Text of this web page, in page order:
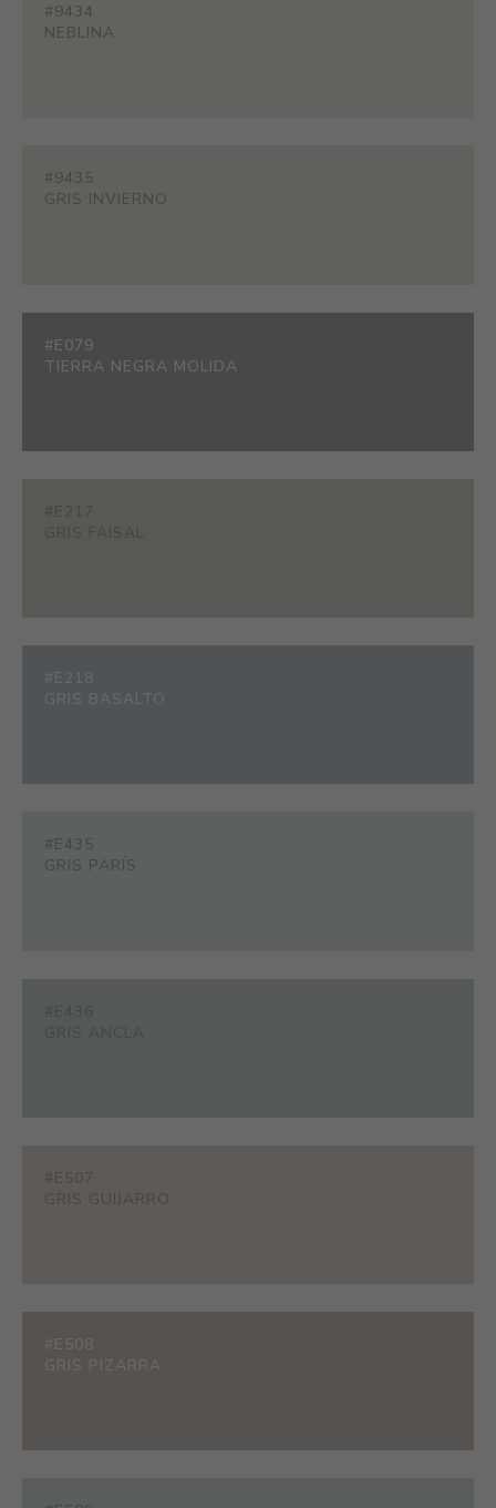
#9434
NEBLINA
#9435
GRIS INVIERNO
#E079
TIERRA NEGRA MOLIDA
#E218
GRIS BASALTO
#E435
GRIS PARÍS